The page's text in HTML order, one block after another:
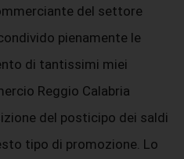
del settore
pienamente le
di tantissimi miei
Reggio Calabria
del posticipo dei saldi
tipo di promozione. Lo